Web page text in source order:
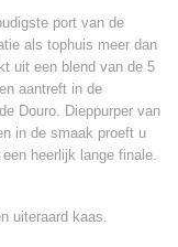
port van de
als tophuis meer dan
uit een blend van de 5
aantreft in de
Douro. Dieppurper van
in de smaak proeft u
heerlijk lange finale.
uiteraard kaas.